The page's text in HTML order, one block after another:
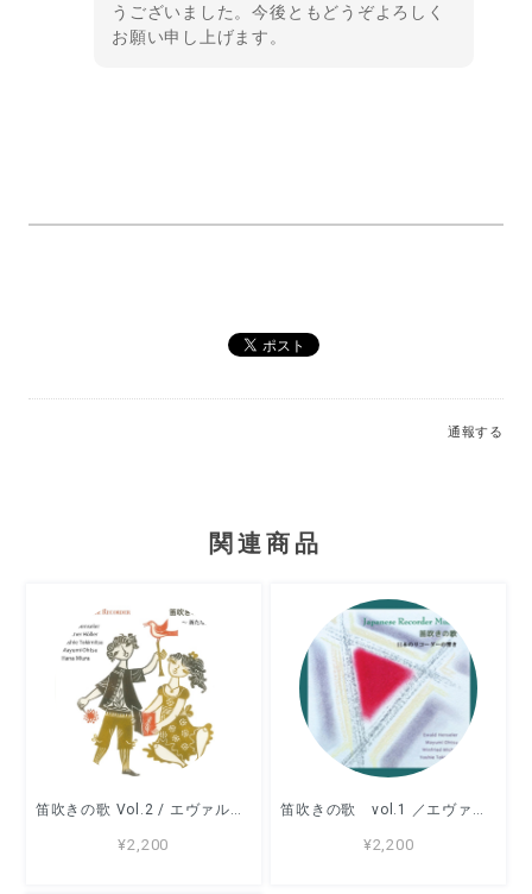
うございました。今後ともどうぞよろしく
お願い申し上げます。
通報する
関連商品
¥2,200 ¥2,200